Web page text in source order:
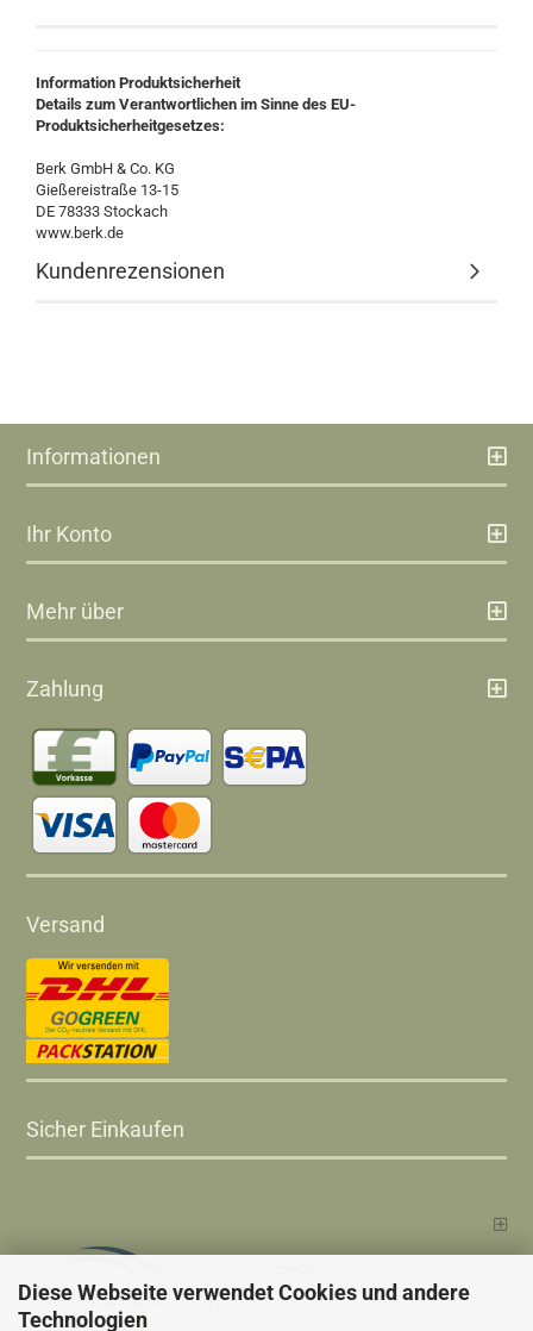
Diese Webseite verwendet Cookies und andere
Technologien
Information Produktsicherheit
Details zum Verantwortlichen im Sinne des EU-
Produktsicherheitgesetzes:
Berk GmbH & Co. KG
Gießereistraße 13-15
DE 78333 Stockach
www.berk.de
Kundenrezensionen
Informationen
Ihr Konto
Mehr über
Zahlung
Versand
Sicher Einkaufen